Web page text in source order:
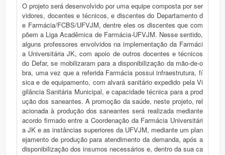
O projeto será desenvolvido por uma equipe composta por ser
vidores, docentes e técnicos, e discentes do Departamento d
e Farmácia/FCBS/UFVJM, dentre eles os discentes que com
põem a Liga Acadêmica de Farmácia-UFVJM. Nesse sentido,
alguns professores envolvidos na implementação da Farmáci
a Universitária JK, com apoio de outros docentes e técnicos
do Defar, se mobilizaram para a disponibilização da mão-de-o
bra, uma vez que a referida Farmácia possui infraestrutura, fí
sica e de equipamento, com alvará sanitário expedido pela Vi
gilância Sanitária Municipal, e capacidade técnica para a prod
ução dos saneantes. A promoção da saúde, neste projeto, rel
acionada à produção dos saneantes será realizada mediante
acordo firmado entre a Coordenação da Farmácia Universitári
a JK e as instâncias superiores da UFVJM, mediante um plan
ejamento de produção para atendimento da demanda, após a
disponibilização dos insumos necessários e, dentro da sua ca